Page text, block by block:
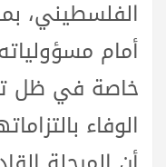
الفلسطيني،
أمام
خاصة في ظل
الوفاء